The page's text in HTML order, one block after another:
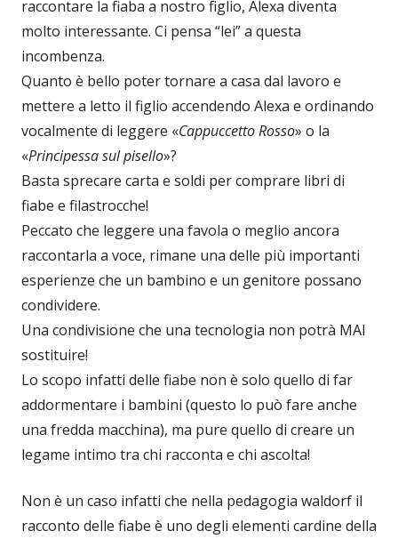
raccontare la fiaba a nostro figlio, Alexa diventa
molto interessante. Ci pensa “lei” a questa
incombenza.
Quanto è bello poter tornare a casa dal lavoro e
mettere a letto il figlio accendendo Alexa e ordinando
vocalmente di leggere «Cappuccetto Rosso» o la
«Principessa sul pisello»?
Basta sprecare carta e soldi per comprare libri di
fiabe e filastrocche!
Peccato che leggere una favola o meglio ancora
raccontarla a voce, rimane una delle più importanti
esperienze che un bambino e un genitore possano
condividere.
Una condivisione che una tecnologia non potrà MAI
sostituire!
Lo scopo infatti delle fiabe non è solo quello di far
addormentare i bambini (questo lo può fare anche
una fredda macchina), ma pure quello di creare un
legame intimo tra chi racconta e chi ascolta!
Non è un caso infatti che nella pedagogia waldorf il
racconto delle fiabe è uno degli elementi cardine della